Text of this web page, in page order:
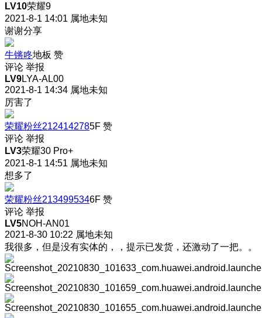
LV10荣耀9
2021-8-1 14:01 属地未知
谢谢分享
牛锵咚地板 赞
评论 举报
LV9LYA-AL00
2021-8-1 14:34 属地未知
厉害了
荣耀粉丝2124142785F 赞
评论 举报
LV3荣耀30 Pro+
2021-8-1 14:51 属地未知
想多了
荣耀粉丝2134995346F 赞
评论 举报
LV5NOH-AN01
2021-8-30 10:22 属地未知
我很多，但是没有实体的，，提示已发货，还激动了一把。。